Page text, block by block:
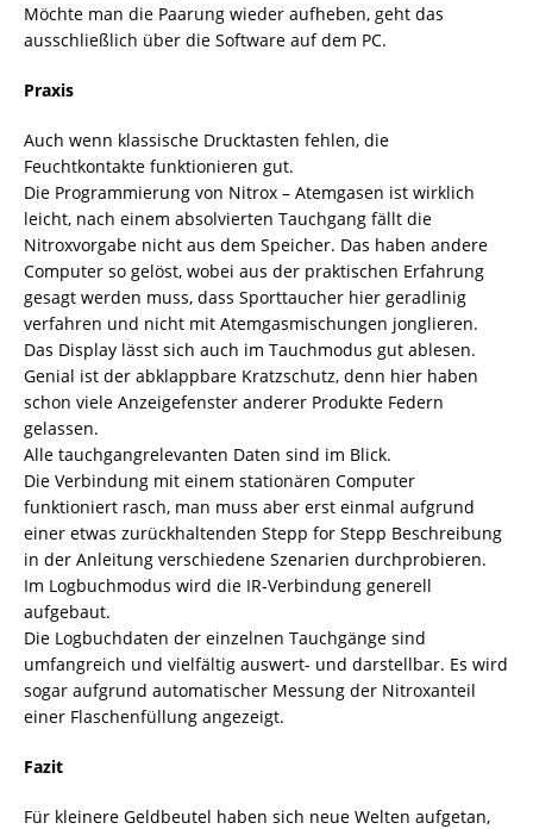
Möchte man die Paarung wieder aufheben, geht das
ausschließlich über die Software auf dem PC.
Praxis
Auch wenn klassische Drucktasten fehlen, die
Feuchtkontakte funktionieren gut.
Die Programmierung von Nitrox – Atemgasen ist wirklich
leicht, nach einem absolvierten Tauchgang fällt die
Nitroxvorgabe nicht aus dem Speicher. Das haben andere
Computer so gelöst, wobei aus der praktischen Erfahrung
gesagt werden muss, dass Sporttaucher hier geradlinig
verfahren und nicht mit Atemgasmischungen jonglieren.
Das Display lässt sich auch im Tauchmodus gut ablesen.
Genial ist der abklappbare Kratzschutz, denn hier haben
schon viele Anzeigefenster anderer Produkte Federn
gelassen.
Alle tauchgangrelevanten Daten sind im Blick.
Die Verbindung mit einem stationären Computer
funktioniert rasch, man muss aber erst einmal aufgrund
einer etwas zurückhaltenden Stepp for Stepp Beschreibung
in der Anleitung verschiedene Szenarien durchprobieren.
Im Logbuchmodus wird die IR-Verbindung generell
aufgebaut.
Die Logbuchdaten der einzelnen Tauchgänge sind
umfangreich und vielfältig auswert- und darstellbar. Es wird
sogar aufgrund automatischer Messung der Nitroxanteil
einer Flaschenfüllung angezeigt.
Fazit
Für kleinere Geldbeutel haben sich neue Welten aufgetan,